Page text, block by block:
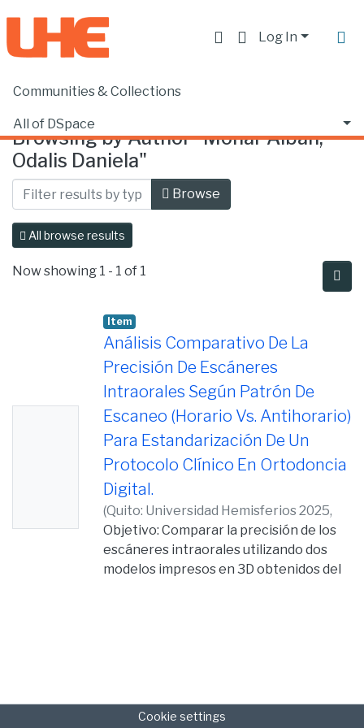
Log In
Communities & Collections
All of DSpace
Home Browse by Author
Browsing by Author "Monar Alban,
Odalis Daniela"
Browse
All browse results
Now showing 1 - 1 of 1
Item
Análisis Comparativo De La
Precisión De Escáneres
Intraorales Según Patrón De
Escaneo (Horario Vs. Antihorario)
Para Estandarización De Un
Protocolo Clínico En Ortodoncia
Digital.
(Quito: Universidad Hemisferios 2025,
2025-11-28)Monar Alban, Odalis Daniela
Objetivo: Comparar la precisión de los
escáneres intraorales utilizando dos
modelos impresos en 3D obtenidos del
repositorio institucional, modificados
Cookie settings